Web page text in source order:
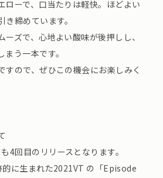
ローで、口当たりは軽快。ほどよい
締めています。
ズで、心地よい酸味が後押しし、
う一本です。
すので、ぜひこの機会にお楽しみく
4回目のリリースとなります。
的に生まれた2021VT の「Episode